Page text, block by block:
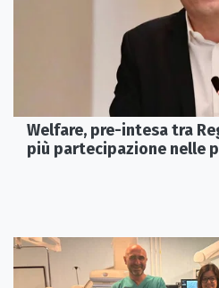
Welfare, pre-intesa tra
più partecipazione nelle